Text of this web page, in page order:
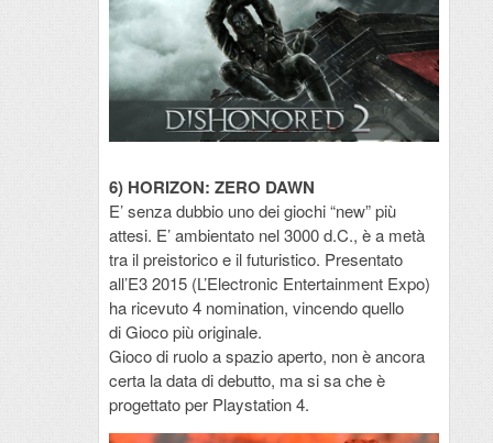
6) HORIZON: ZERO DAWN
E’ senza dubbio uno dei giochi “new” più
attesi. E’ ambientato nel 3000 d.C., è a metà
tra il preistorico e il futuristico. Presentato
all’E3 2015 (L’Electronic Entertainment Expo)
ha ricevuto 4 nomination, vincendo quello
di Gioco più originale.
Gioco di ruolo a spazio aperto, non è ancora
certa la data di debutto, ma si sa che è
progettato per Playstation 4.